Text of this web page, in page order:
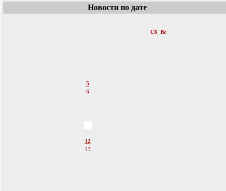
Новости по дате
Сб Вс
5
6
12
13